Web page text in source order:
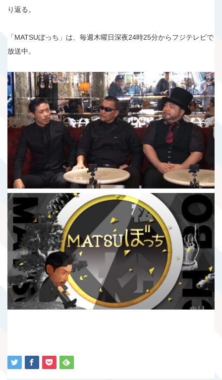
り返る。
「MATSUぼっち」は、毎週木曜日深夜24時25分からフジテレビで
放送中。